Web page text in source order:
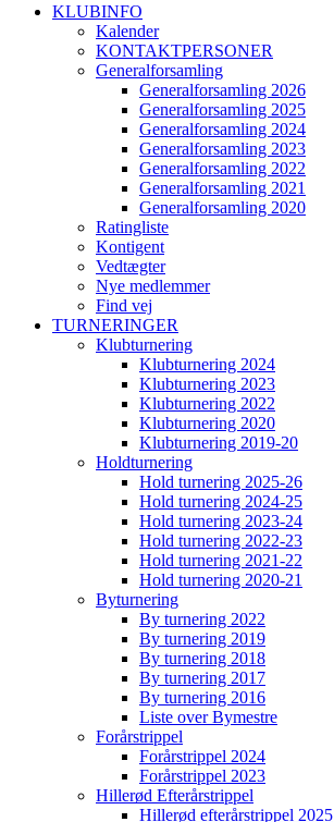
KLUBINFO
Kalender
KONTAKTPERSONER
Generalforsamling
Generalforsamling 2026
Generalforsamling 2025
Generalforsamling 2024
Generalforsamling 2023
Generalforsamling 2022
Generalforsamling 2021
Generalforsamling 2020
Ratingliste
Kontigent
Vedtægter
Nye medlemmer
Find vej
TURNERINGER
Klubturnering
Klubturnering 2024
Klubturnering 2023
Klubturnering 2022
Klubturnering 2020
Klubturnering 2019-20
Holdturnering
Hold turnering 2025-26
Hold turnering 2024-25
Hold turnering 2023-24
Hold turnering 2022-23
Hold turnering 2021-22
Hold turnering 2020-21
Byturnering
By turnering 2022
By turnering 2019
By turnering 2018
By turnering 2017
By turnering 2016
Liste over Bymestre
Forårstrippel
Forårstrippel 2024
Forårstrippel 2023
Hillerød Efterårstrippel
Hillerød efterårstrippel 2025